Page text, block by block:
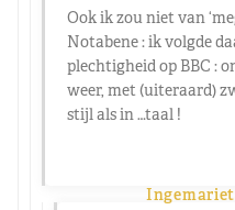
Ook ik zou niet van
Notabene : ik volgde
plechtigheid op BBC :
weer, met (uiteraard)
stijl als in …taal !
Ingemariet